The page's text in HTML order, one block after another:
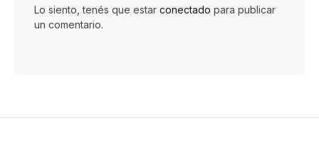
Lo siento, tenés que estar conectado para publicar
un comentario.